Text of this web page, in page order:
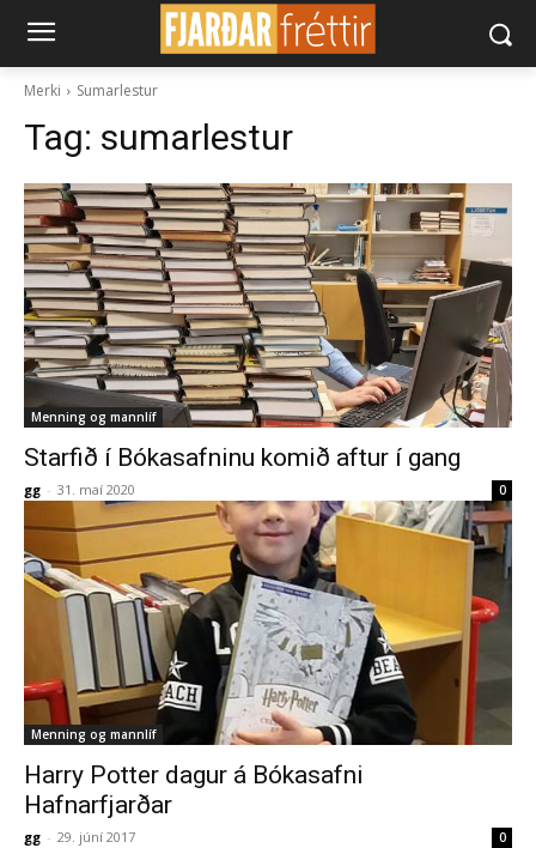
Merki Sumarlestur
Tag: sumarlestur
Menning og mannlíf
Starfið í Bókasafninu komið aftur í gang
gg - 31. maí 2020 0
Menning og mannlíf
Harry Potter dagur á Bókasafni
Hafnarfjarðar
gg - 29. júní 2017 0